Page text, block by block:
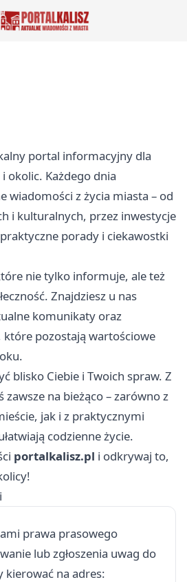
portal informacyjny dla
okolic. Każdego dnia
wiadomości z życia miasta – od
i kulturalnych, przez inwestycje
porady i ciekawostki
nie tylko informuje, ale też
Znajdziesz u nas
komunikaty oraz
pozostają wartościowe
blisko Ciebie i Twoich spraw. Z
zawsze na bieżąco – zarówno z
jak i z praktycznymi
codzienne życie.
portalkalisz.pl i odkrywaj to,
prawa prasowego
lub zgłoszenia uwag do
na adres: